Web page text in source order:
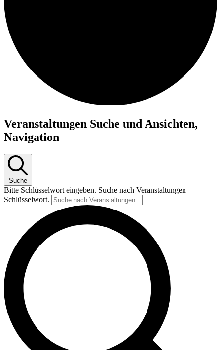
Veranstaltungen
Veranstaltungen Suche und Ansichten,
Navigation
Suche
Bitte Schlüsselwort eingeben. Suche nach Veranstaltungen
Schlüsselwort.